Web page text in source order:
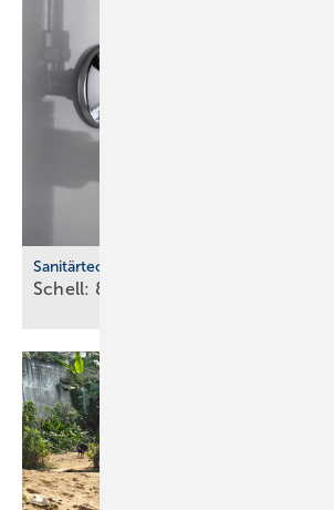
Sanitärtechnik
Schell: 800 Mio. Eck­ven­ti­le welt­weit